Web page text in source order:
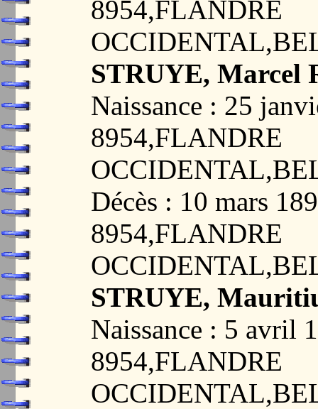
8954,FLANDRE
STRUYE, Marcel
Naissance : 25
8954,FLANDRE
Décès : 10 mars
8954,FLANDRE
STRUYE,
Naissance : 5 avril
8954,FLANDRE